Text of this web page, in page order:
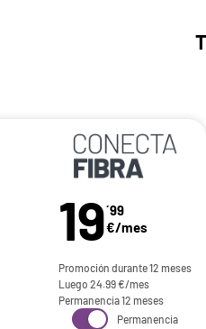
19´99
€/mes
Promoción durante 12 meses
Luego 24.99€/mes
Permanencia 12 meses
Permanencia